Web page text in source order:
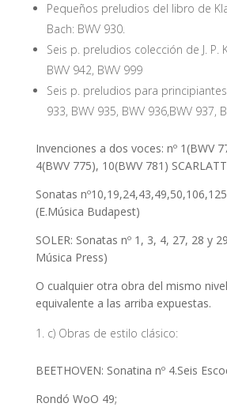
Pequeños preludios del libro de
Bach: BWV 930.
Seis p. preludios colección de J. P.
BWV 942, BWV 999
Seis p. preludios para
933, BWV 935, BWV 936,BWV 937,
Invenciones a dos voces: nº 1(BWV
4(BWV 775), 10(BWV 781)
Sonatas
(E.Música Budapest)
SOLER: Sonatas nº 1, 3, 4, 27, 28 y
Música Press)
O cualquier otra obra del mismo
equivalente a las arriba expuestas.
c) Obras de estilo clásico:
BEETHOVEN: Sonatina nº 4.Seis
Rondó WoO 49;